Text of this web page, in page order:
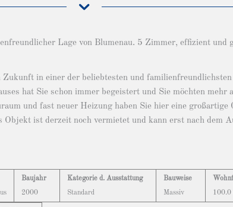
Lage von Blumenau. 5 Zimmer, effizient und
Zukunft in einer der beliebtesten und
hat Sie schon immer begeistert und Sie möchten
und fast neuer Heizung haben Sie hier eine
Objekt ist derzeit noch vermietet und kann erst nach dem
Baujahr
2000
Kategorie d. Ausstattung
Standard
Bauweise
Massiv
100.0